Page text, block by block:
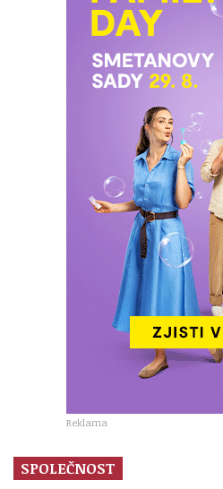
Reklama
SPOLEČNOST